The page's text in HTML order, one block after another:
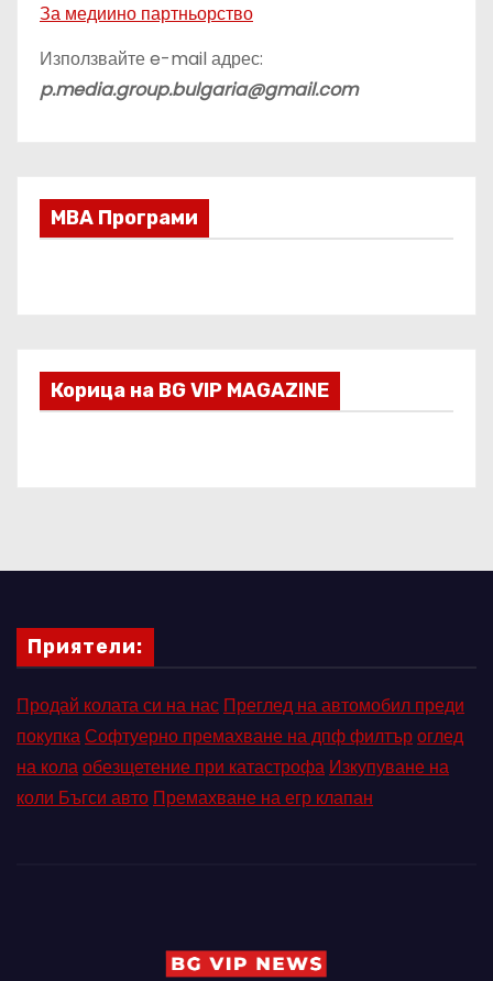
За медиино партньорство
Използвайте e-mail адрес:
p.media.group.bulgaria@gmail.com
МВА Програми
Корица на BG VIP MAGAZINE
Приятели:
Продай колата си на нас Преглед на автомобил преди
покупкаСофтуерно премахване на дпф филтъроглед
на колаобезщетение при катастрофа Изкупуване на
коли Бъгси авто Премахване на егр клапан